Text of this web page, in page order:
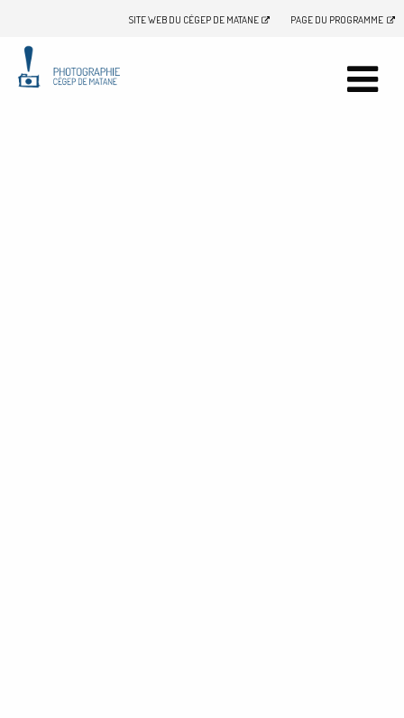
SITE WEB DU CÉGEP DE MATANE PAGE DU PROGRAMME